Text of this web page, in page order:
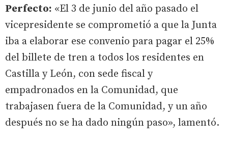
Perfecto: «El 3 de junio del año pasado el
vicepresidente se comprometió a que la Junta
iba a elaborar ese convenio para pagar el 25%
del billete de tren a todos los residentes en
Castilla y León, con sede fiscal y
empadronados en la Comunidad, que
trabajasen fuera de la Comunidad, y un año
después no se ha dado ningún paso», lamentó.